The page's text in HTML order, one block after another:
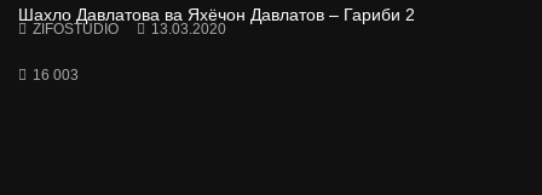
Шахло Давлатова ва Яхёчон Давлатов – Гариби 2
ZIFOSTUDIO 13.03.2020
16 003